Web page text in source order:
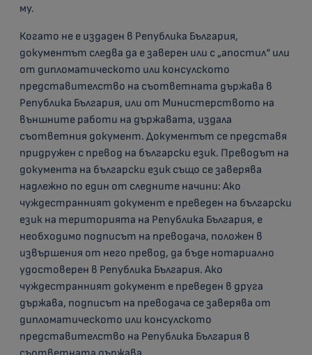
му.
Когато не е издаден в Република България,
документът следва да е заверен или с „апостил“ или
от дипломатическото или консулското
представителство на съответната държава в
Република България, или от Министерството на
външните работи на държавата, издала
съответния документ. Документът се представя
придружен с превод на български език. Преводът на
документа на български език също се заверява
надлежно по един от следните начини: Ако
чуждестранният документ е преведен на български
език на територията на Република България, е
необходимо подписът на преводача, положен в
извършения от него превод, да бъде нотариално
удостоверен в Република България. Ако
чуждестранният документ е преведен в друга
държава, подписът на преводача се заверява от
дипломатическото или консулското
представителство на Република България в